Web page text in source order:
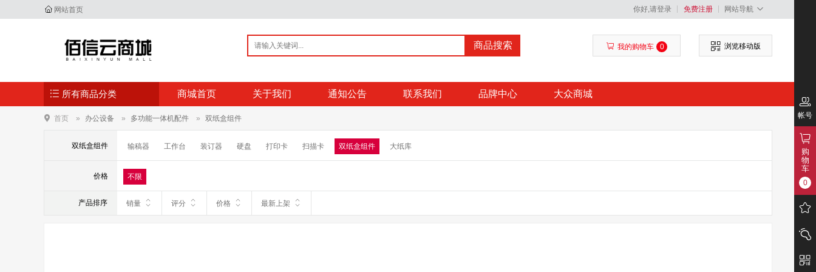
网站首页 你好,请登录 免费注册 网站导航
商品搜索 我的购物车 0 浏览移动版
所有商品分类 商城首页 关于我们 通知公告 联系我们 品牌中心 大众商城
首页 办公设备 多功能一体机配件 双纸盒组件
双纸盒组件 输稿器 工作台 装订器 硬盘 打印卡 扫描卡 双纸盒组件 大纸库
价格 不限
产品排序 销量 评分 价格 最新上架
帐号
购
物
车
0